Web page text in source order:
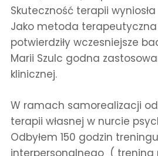
Skuteczność terapii
Jako metoda terapeutyczna
potwierdziły wczesniejsze
Marii Szulc godna
klinicznej.
W ramach samorealizacji
terapii własnej w nurcie
Odbyłem 150 godzin treningu
interpersonalnego ( trening